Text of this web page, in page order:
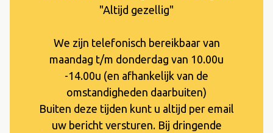
"Altijd gezellig"
We zijn telefonisch bereikbaar van
maandag t/m donderdag van 10.00u
-14.00u (en afhankelijk van de
omstandigheden daarbuiten)
Buiten deze tijden kunt u altijd per email
uw bericht versturen. Bij dringende